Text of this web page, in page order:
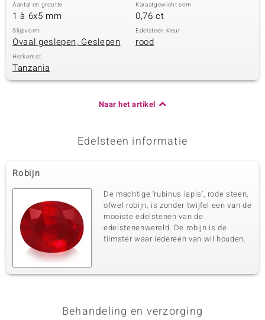
Aantal en grootte
1 à 6x5 mm
Karaatgewicht som
0,76 ct
Slijpvorm
Ovaal geslepen, Geslepen
Edelsteen kleur
rood
Herkomst
Tanzania
Naar het artikel
Edelsteen informatie
Robijn
De machtige ‘rubinus lapis’, rode steen,
ofwel robijn, is zonder twijfel een van de
mooiste edelstenen van de
edelstenenwereld. De robijn is de
filmster waar iedereen van wil houden.
Behandeling en verzorging